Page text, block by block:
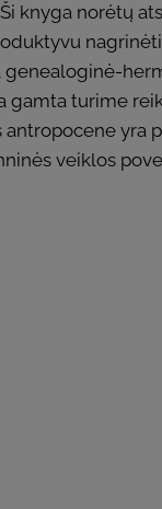
knyga norėtų
turime
yra
veiklos